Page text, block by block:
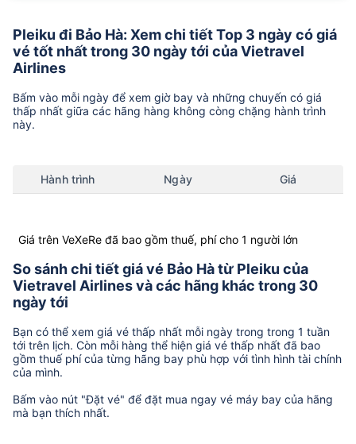
Pleiku đi Bảo Hà: Xem chi tiết Top 3 ngày có giá
vé tốt nhất trong 30 ngày tới của Vietravel
Airlines
Bấm vào mỗi ngày để xem giờ bay và những chuyến có giá
thấp nhất giữa các hãng hàng không còng chặng hành trình
này.
Hành trình Ngày Giá
Giá trên VeXeRe đã bao gồm thuế, phí cho 1 người lớn
So sánh chi tiết giá vé Bảo Hà từ Pleiku của
Vietravel Airlines và các hãng khác trong 30
ngày tới
Bạn có thể xem giá vé thấp nhất mỗi ngày trong trong 1 tuần
tới trên lịch. Còn mỗi hàng thể hiện giá vé thấp nhất đã bao
gồm thuế phí của từng hãng bay phù hợp với tình hình tài chính
của mình.
Bấm vào nút "Đặt vé" để đặt mua ngay vé máy bay của hãng
mà bạn thích nhất.